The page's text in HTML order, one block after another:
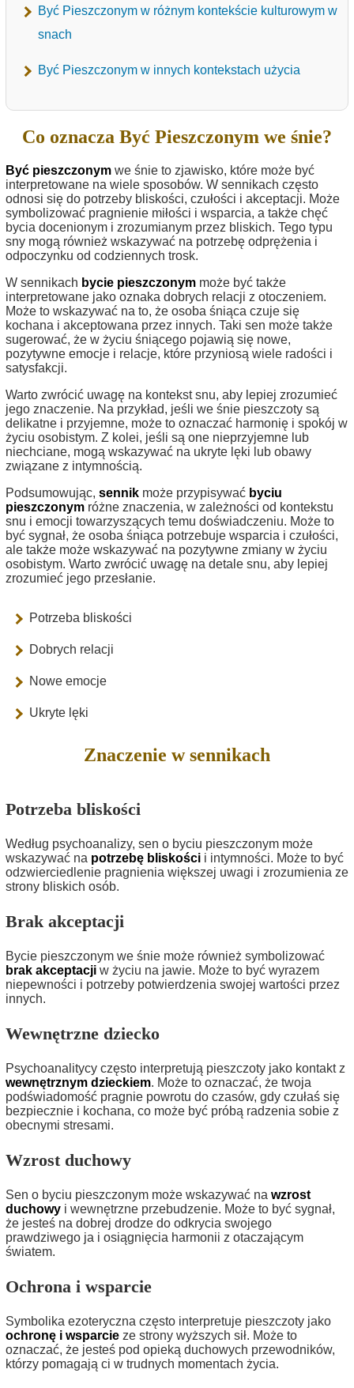
Być Pieszczonym w różnym kontekście kulturowym w
snach
Być Pieszczonym w innych kontekstach użycia
Co oznacza Być Pieszczonym we śnie?
Być pieszczonym we śnie to zjawisko, które może być
interpretowane na wiele sposobów. W sennikach często
odnosi się do potrzeby bliskości, czułości i akceptacji. Może
symbolizować pragnienie miłości i wsparcia, a także chęć
bycia docenionym i zrozumianym przez bliskich. Tego typu
sny mogą również wskazywać na potrzebę odprężenia i
odpoczynku od codziennych trosk.
W sennikach bycie pieszczonym może być także
interpretowane jako oznaka dobrych relacji z otoczeniem.
Może to wskazywać na to, że osoba śniąca czuje się
kochana i akceptowana przez innych. Taki sen może także
sugerować, że w życiu śniącego pojawią się nowe,
pozytywne emocje i relacje, które przyniosą wiele radości i
satysfakcji.
Warto zwrócić uwagę na kontekst snu, aby lepiej zrozumieć
jego znaczenie. Na przykład, jeśli we śnie pieszczoty są
delikatne i przyjemne, może to oznaczać harmonię i spokój w
życiu osobistym. Z kolei, jeśli są one nieprzyjemne lub
niechciane, mogą wskazywać na ukryte lęki lub obawy
związane z intymnością.
Podsumowując, sennik może przypisywać byciu
pieszczonym różne znaczenia, w zależności od kontekstu
snu i emocji towarzyszących temu doświadczeniu. Może to
być sygnał, że osoba śniąca potrzebuje wsparcia i czułości,
ale także może wskazywać na pozytywne zmiany w życiu
osobistym. Warto zwrócić uwagę na detale snu, aby lepiej
zrozumieć jego przesłanie.
Potrzeba bliskości
Dobrych relacji
Nowe emocje
Ukryte lęki
Znaczenie w sennikach
Potrzeba bliskości
Według psychoanalizy, sen o byciu pieszczonym może
wskazywać na potrzebę bliskości i intymności. Może to być
odzwierciedlenie pragnienia większej uwagi i zrozumienia ze
strony bliskich osób.
Brak akceptacji
Bycie pieszczonym we śnie może również symbolizować
brak akceptacji w życiu na jawie. Może to być wyrazem
niepewności i potrzeby potwierdzenia swojej wartości przez
innych.
Wewnętrzne dziecko
Psychoanalitycy często interpretują pieszczoty jako kontakt z
wewnętrznym dzieckiem. Może to oznaczać, że twoja
podświadomość pragnie powrotu do czasów, gdy czułaś się
bezpiecznie i kochana, co może być próbą radzenia sobie z
obecnymi stresami.
Wzrost duchowy
Sen o byciu pieszczonym może wskazywać na wzrost
duchowy i wewnętrzne przebudzenie. Może to być sygnał,
że jesteś na dobrej drodze do odkrycia swojego
prawdziwego ja i osiągnięcia harmonii z otaczającym
światem.
Ochrona i wsparcie
Symbolika ezoteryczna często interpretuje pieszczoty jako
ochronę i wsparcie ze strony wyższych sił. Może to
oznaczać, że jesteś pod opieką duchowych przewodników,
którzy pomagają ci w trudnych momentach życia.